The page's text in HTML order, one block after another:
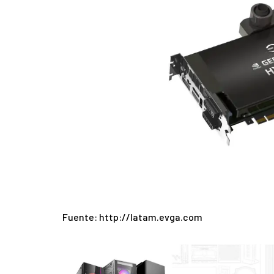
Fuente: http://latam.evga.com